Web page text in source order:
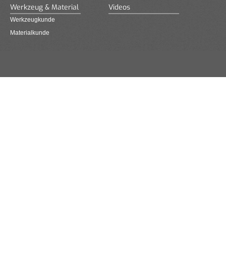
Werkzeug & Material
Werkzeugkunde
Materialkunde
Videos